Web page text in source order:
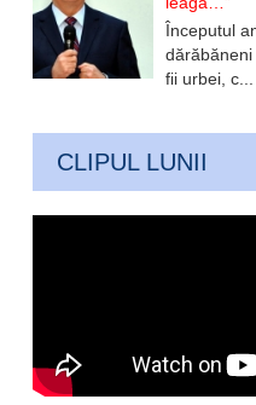
Începutul
fii urbei, c...
CLIPUL LUNII